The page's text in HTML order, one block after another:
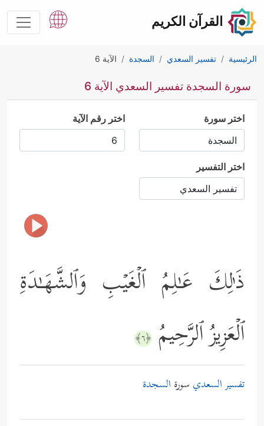
القرآن الكريم
الرئيسية تفسير السعدي السجدة الآية 6
سورة السجدة تفسير السعدي الآية 6
اختر سورة اختر رقم الآية
اختر التفسير
ذَ ٰ⁠لِكَ عَـٰلِمُ ٱلۡغَیۡبِ وَٱلشَّهَـٰدَةِ
ٱلۡعَزِیزُ ٱلرَّحِیمُ ﴿٦﴾
تفسير السعدي سورة السجدة